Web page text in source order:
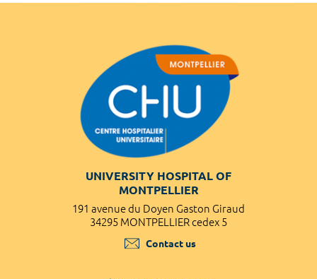
UNIVERSITY HOSPITAL OF
MONTPELLIER
191 avenue du Doyen Gaston Giraud
34295 MONTPELLIER cedex 5
Contact us